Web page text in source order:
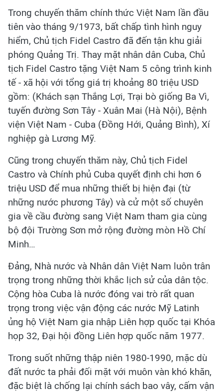
Trong chuyến thăm chính thức Việt Nam lần đầu
tiên vào tháng 9/1973, bất chấp tình hình nguy
hiểm, Chủ tịch Fidel Castro đã đến tận khu giải
phóng Quảng Trị. Thay mặt nhân dân Cuba, Chủ
tịch Fidel Castro tặng Việt Nam 5 công trình kinh
tế - xã hội với tổng giá trị khoảng 80 triệu USD
gồm: (Khách sạn Thắng Lợi, Trại bò giống Ba Vì,
tuyến đường Sơn Tây - Xuân Mai (Hà Nội), Bệnh
viện Việt Nam - Cuba (Đồng Hới, Quảng Bình), Xí
nghiệp gà Lương Mỹ.
Cũng trong chuyến thăm này, Chủ tịch Fidel
Castro và Chính phủ Cuba quyết định chi hơn 6
triệu USD để mua những thiết bị hiện đại (từ
những nước phương Tây) và cử một số chuyên
gia về cầu đường sang Việt Nam tham gia cùng
bộ đội Trường Sơn mở rộng đường mòn Hồ Chí
Minh…
Đảng, Nhà nước và Nhân dân Việt Nam luôn trân
trọng trong những thời khắc lịch sử của dân tộc.
Cộng hòa Cuba là nước đóng vai trò rất quan
trọng trong việc vận động các nước Mỹ Latinh
ủng hộ Việt Nam gia nhập Liên hợp quốc tại Khóa
họp 32, Đại hội đồng Liên hợp quốc năm 1977.
Trong suốt những thập niên 1980-1990, mặc dù
đất nước ta phải đối mặt với muôn vàn khó khăn,
đặc biệt là chống lại chính sách bao vây, cấm vận